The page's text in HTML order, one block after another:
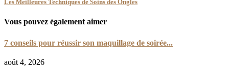
Les Meilleures Techniques de Soins des Ongles
Vous pouvez également aimer
7 conseils pour réussir son maquillage de soirée...
août 4, 2026